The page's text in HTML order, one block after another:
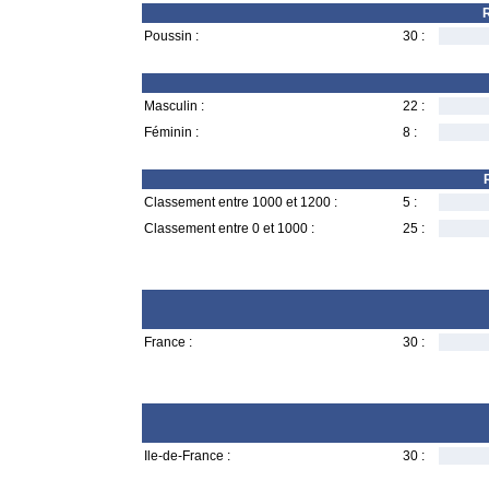
Poussin :
30 :
Masculin :
22 :
Féminin :
8 :
Classement entre 1000 et 1200 :
5 :
Classement entre 0 et 1000 :
25 :
France : 30 :
Ile-de-France : 30 :